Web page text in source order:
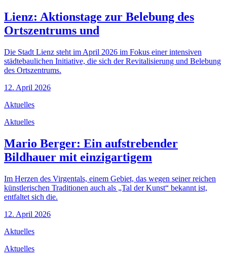
Lienz: Aktionstage zur Belebung des
Ortszentrums und
Die Stadt Lienz steht im April 2026 im Fokus einer intensiven
städtebaulichen Initiative, die sich der Revitalisierung und Belebung
des Ortszentrums.
12. April 2026
Aktuelles
Aktuelles
Mario Berger: Ein aufstrebender
Bildhauer mit einzigartigem
Im Herzen des Virgentals, einem Gebiet, das wegen seiner reichen
künstlerischen Traditionen auch als „Tal der Kunst“ bekannt ist,
entfaltet sich die.
12. April 2026
Aktuelles
Aktuelles